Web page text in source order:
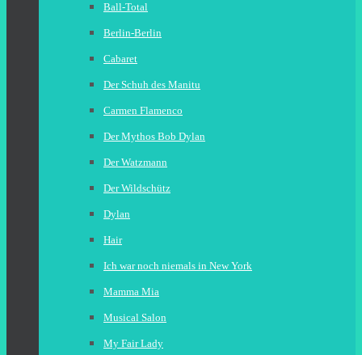
Ball-Total
Berlin-Berlin
Cabaret
Der Schuh des Manitu
Carmen Flamenco
Der Mythos Bob Dylan
Der Watzmann
Der Wildschütz
Dylan
Hair
Ich war noch niemals in New York
Mamma Mia
Musical Salon
My Fair Lady